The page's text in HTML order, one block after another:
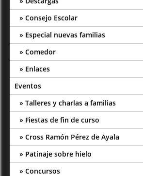
Consejo Escolar
Especial nuevas familias
Comedor
Enlaces
Eventos
Talleres y charlas a familias
Fiestas de fin de curso
Cross Ramón Pérez de Ayala
Patinaje sobre hielo
Concursos